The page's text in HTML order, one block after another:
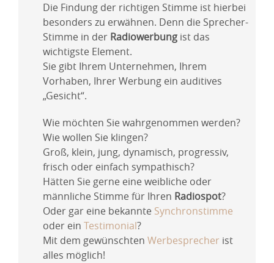
Die Findung der richtigen Stimme ist hierbei
besonders zu erwähnen. Denn die Sprecher-
Stimme in der Radiowerbung ist das
wichtigste Element.
Sie gibt Ihrem Unternehmen, Ihrem
Vorhaben, Ihrer Werbung ein auditives
„Gesicht“.
Wie möchten Sie wahrgenommen werden?
Wie wollen Sie klingen?
Groß, klein, jung, dynamisch, progressiv,
frisch oder einfach sympathisch?
Hätten Sie gerne eine weibliche oder
männliche Stimme für Ihren Radiospot?
Oder gar eine bekannte Synchronstimme
oder ein Testimonial?
Mit dem gewünschten Werbesprecher ist
alles möglich!